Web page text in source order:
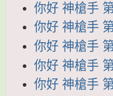
你好 神槍手
你好 神槍手
你好 神槍手
你好 神槍手
你好 神槍手